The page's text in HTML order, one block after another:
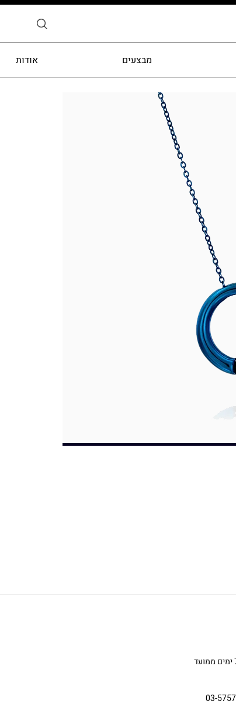
מבצעים אודות
ניתן להחליף או להחזיר תכשיטים שניקנו באתר תוך 7 ימים ממועד